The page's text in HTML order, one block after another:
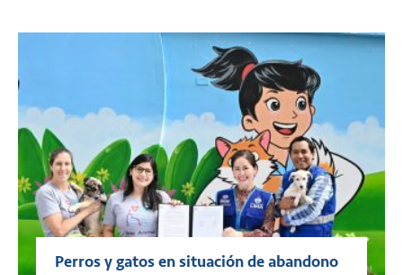
Perros y gatos en situación de abandono